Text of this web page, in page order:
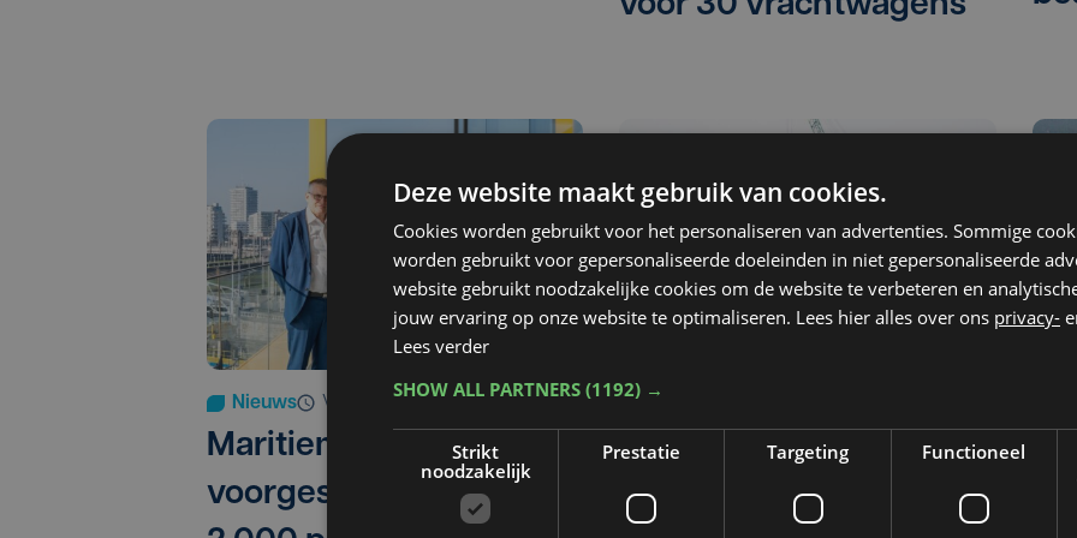
Nieuws
Maritieme Canon
voorgesteld: meer dan
Eeuwenoude nautische
commissie wordt nieuw
Deze website maakt gebruik van cookies.
Cookies worden gebruikt voor het personaliseren van advertenties. Sommige
worden gebruikt voor gepersonaliseerde doeleinden in niet gepersonaliseerde
website gebruikt noodzakelijke cookies om de website te verbeteren en
jouw ervaring op onze website te optimaliseren. Lees hier alles over ons privacy-
Lees verder
SHOW ALL PARTNERS (1192) →
Strikt
noodzakelijk
Prestatie Targeting Functioneel